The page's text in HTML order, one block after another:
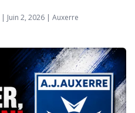
| Juin 2, 2026 | Auxerre